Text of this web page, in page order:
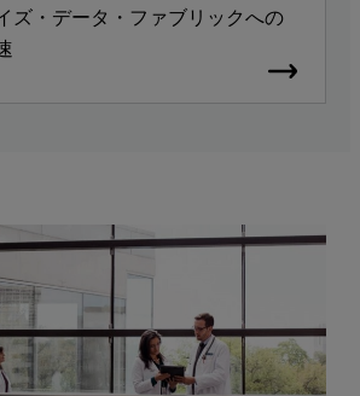
ズ・データ・ファブリックへの